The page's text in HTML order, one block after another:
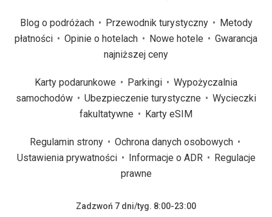
Blog o podróżach Przewodnik turystyczny
Metody
płatności
Opinie o hotelach Nowe hotele
Gwarancja
najniższej ceny
Karty podarunkowe Parkingi
Wypożyczalnia
samochodów
Ubezpieczenie turystyczne
Wycieczki
fakultatywne
Karty eSIM
Regulamin strony
Ochrona danych osobowych
Ustawienia prywatności
Informacje o ADR
Regulacje
prawne
Zadzwoń 7 dni/tyg. 8:00-23:00